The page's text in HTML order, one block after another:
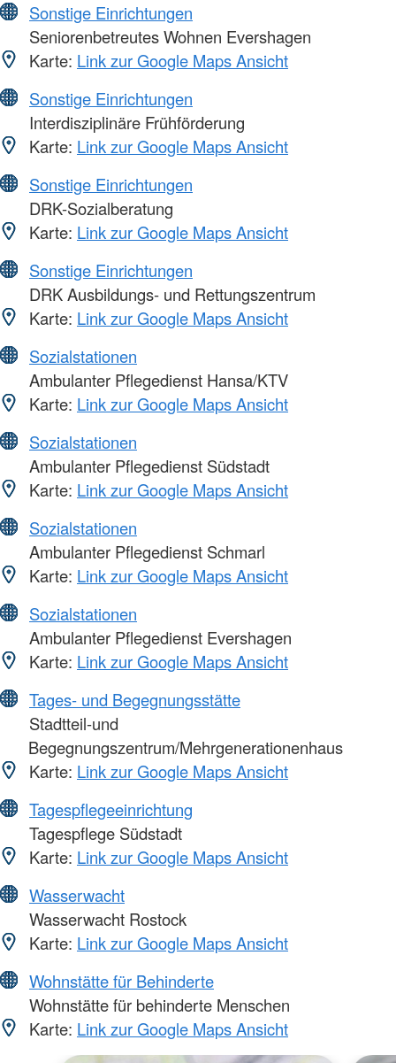
Sonstige Einrichtungen
Seniorenbetreutes Wohnen Evershagen
Karte: Link zur Google Maps Ansicht
Sonstige Einrichtungen
Interdisziplinäre Frühförderung
Karte: Link zur Google Maps Ansicht
Sonstige Einrichtungen
DRK-Sozialberatung
Karte: Link zur Google Maps Ansicht
Sonstige Einrichtungen
DRK Ausbildungs- und Rettungszentrum
Karte: Link zur Google Maps Ansicht
Sozialstationen
Ambulanter Pflegedienst Hansa/KTV
Karte: Link zur Google Maps Ansicht
Sozialstationen
Ambulanter Pflegedienst Südstadt
Karte: Link zur Google Maps Ansicht
Sozialstationen
Ambulanter Pflegedienst Schmarl
Karte: Link zur Google Maps Ansicht
Sozialstationen
Ambulanter Pflegedienst Evershagen
Karte: Link zur Google Maps Ansicht
Tages- und Begegnungsstätte
Stadtteil-und
Begegnungszentrum/Mehrgenerationenhaus
Karte: Link zur Google Maps Ansicht
Tagespflegeeinrichtung
Tagespflege Südstadt
Karte: Link zur Google Maps Ansicht
Wasserwacht
Wasserwacht Rostock
Karte: Link zur Google Maps Ansicht
Wohnstätte für Behinderte
Wohnstätte für behinderte Menschen
Karte: Link zur Google Maps Ansicht